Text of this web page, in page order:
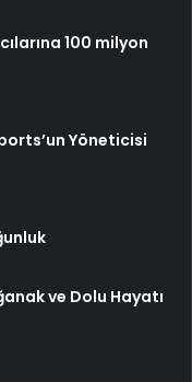
100 milyon
Yöneticisi
ve Dolu Hayatı